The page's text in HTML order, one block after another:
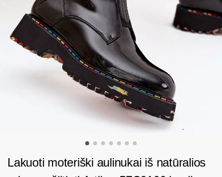
Lakuoti moteriški aulinukai iš natūralios